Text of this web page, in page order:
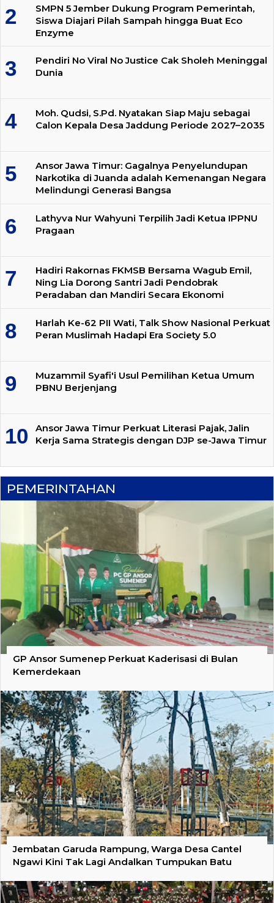
SMPN 5 Jember Dukung Program Pemerintah,
Siswa Diajari Pilah Sampah hingga Buat Eco
Enzyme
Pendiri No Viral No Justice Cak Sholeh Meninggal
Dunia
Moh. Qudsi, S.Pd. Nyatakan Siap Maju sebagai
Calon Kepala Desa Jaddung Periode 2027–2035
Ansor Jawa Timur: Gagalnya Penyelundupan
Narkotika di Juanda adalah Kemenangan Negara
Melindungi Generasi Bangsa
Lathyva Nur Wahyuni Terpilih Jadi Ketua IPPNU
Pragaan
Hadiri Rakornas FKMSB Bersama Wagub Emil,
Ning Lia Dorong Santri Jadi Pendobrak
Peradaban dan Mandiri Secara Ekonomi
Harlah Ke-62 PII Wati, Talk Show Nasional Perkuat
Peran Muslimah Hadapi Era Society 5.0
Muzammil Syafi'i Usul Pemilihan Ketua Umum
PBNU Berjenjang
Ansor Jawa Timur Perkuat Literasi Pajak, Jalin
Kerja Sama Strategis dengan DJP se-Jawa Timur
PEMERINTAHAN
GP Ansor Sumenep Perkuat Kaderisasi di Bulan
Kemerdekaan
Jembatan Garuda Rampung, Warga Desa Cantel
Ngawi Kini Tak Lagi Andalkan Tumpukan Batu